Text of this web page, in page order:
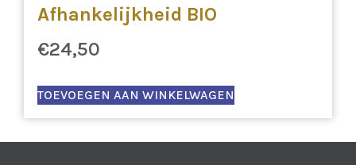
Afhankelijkheid BIO
€24,50
TOEVOEGEN AAN WINKELWAGEN